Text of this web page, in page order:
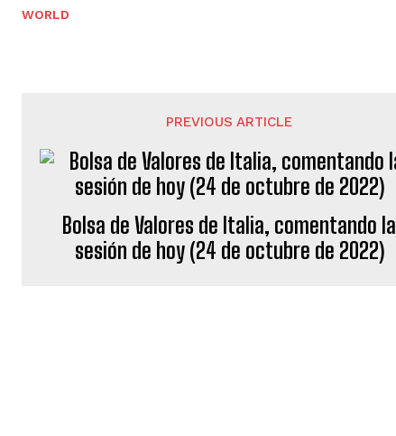
WORLD
PREVIOUS ARTICLE
Bolsa de Valores de Italia, comentando la
sesión de hoy (24 de octubre de 2022)